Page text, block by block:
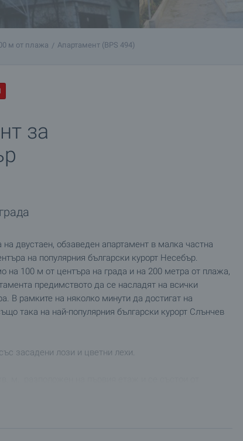
м от плажа Апартамент (BPS 494)
за
двустаен, обзаведен апартамент в малка частна
на популярния български курорт Несебър.
на 100 м от центъра на града и на 200 метра от плажа,
предимството да се насладят на всички
В рамките на няколко минути да достигат на
така на най-популярния български курорт Слънчев
засадени лози и цветни лехи.